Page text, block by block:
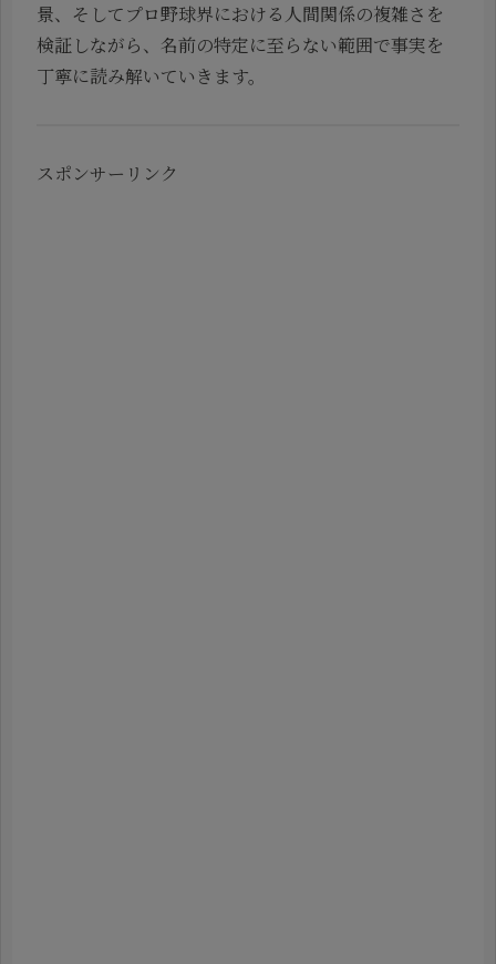
景、そしてプロ野球界における人間関係の複雑さを
検証しながら、名前の特定に至らない範囲で事実を
丁寧に読み解いていきます。
スポンサーリンク